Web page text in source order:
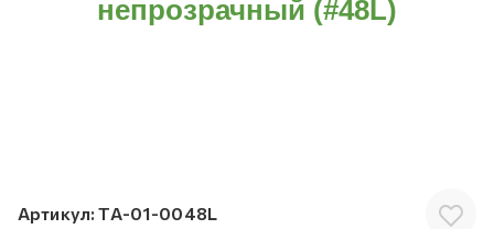
непрозрачный (#48L)
Артикул: TA-01-0048L